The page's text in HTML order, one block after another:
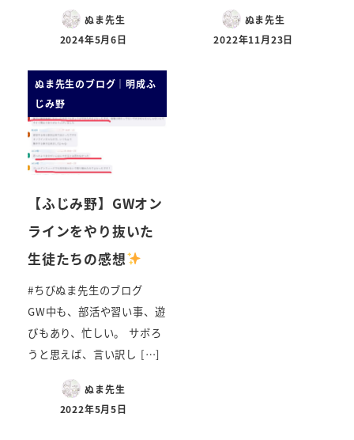
ぬま先生
2024年5月6日
ぬま先生
2022年11月23日
ぬま先生のブログ｜明成ふ
じみ野
【ふじみ野】GWオン
ラインをやり抜いた
生徒たちの感想
#ちびぬま先生のブログ
GW中も、部活や習い事、遊
びもあり、忙しい。 サボろ
うと思えば、言い訳し […]
ぬま先生
2022年5月5日